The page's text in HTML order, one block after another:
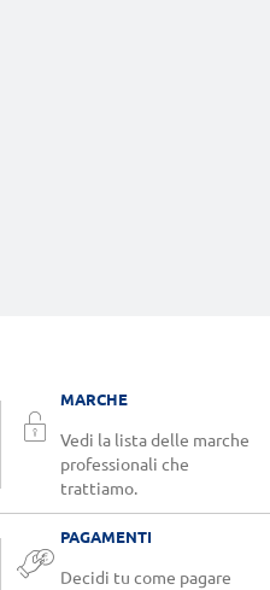
MARCHE
Vedi la lista delle marche
professionali che
trattiamo.
PAGAMENTI
Decidi tu come pagare